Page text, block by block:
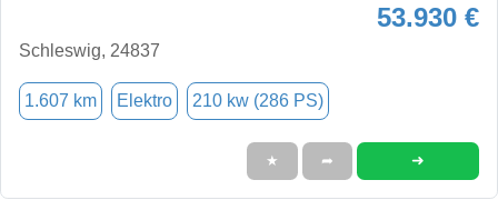
53.930 €
Schleswig, 24837
1.607 km Elektro 210 kw (286 PS)
★ ➦ ➜